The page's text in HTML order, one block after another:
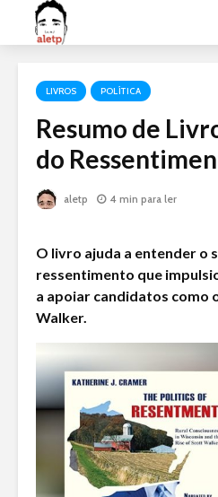
LIVROS POLÍTICA
Resumo de
do
aletp 4 min para ler
O livro ajuda a entender o
ressentimento que
a apoiar candidatos como
Walker.